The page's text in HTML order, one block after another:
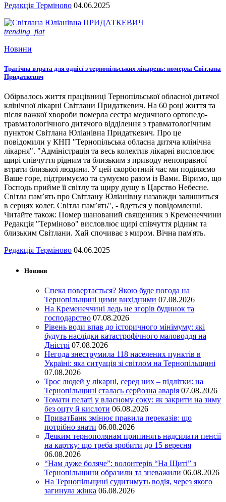
Редакція Терміново 04.06.2025
trending_flat
Новини
Трагічна втрата для однієї з тернопільських лікарень: померла Світлана
Придаткевич
Обірвалось життя працівниці Тернопільської обласної дитячої
клінічної лікарні Світлани Придаткевич. На 60 році життя та
після важкої хвороби померла сестра медичного ортопедо-
травматологічного дитячого відділення з травматологічним
пунктом Світлана Юліанівна Придаткевич. Про це
повідомили у КНП "Тернопільська обласна дитяча клінічна
лікарня". "Адміністрація та весь колектив лікарні висловлює
щирі співчуття рідним та близьким з приводу непоправної
втрати близької людини. У цей скорботний час ми поділяємо
Ваше горе, підтримуємо та сумуємо разом із Вами. Віримо, що
Господь прийме її світлу та щиру душу в Царство Небесне.
Світла пам’ять про Світлану Юліанівну назавжди залишиться
в серцях колег. Світла пам’ять", - йдеться у повідомленні.
Читайте також: Помер шанований священник з Кременеччини
Редакція "Терміново" висловлює щирі співчуття рідним та
близьким Світлани. Хай спочиває з миром. Вічна пам'ять.
Редакція Терміново 04.06.2025
Новини
Спека повертається? Якою буде погода на
Тернопільщині цими вихідними 07.08.2026
На Кременеччині ледь не згорів будинок та
господарство 07.08.2026
Рівень води впав до історичного мінімуму: які
будуть наслідки катастрофічного маловоддя на
Дністрі 07.08.2026
Негода знеструмила 118 населених пунктів в
Україні: яка ситуація зі світлом на Тернопільщині
07.08.2026
Троє людей у лікарні, серед них – підлітки: на
Тернопільщині сталась серйозна аварія 07.08.2026
Томати пелаті у власному соку: як закрити на зиму
без оцту й кислоти 06.08.2026
ПриватБанк змінює правила переказів: що
потрібно знати 06.08.2026
Деяким тернополянам припинять надсилати пенсії
на картку: що треба зробити до 15 вересня
06.08.2026
“Нам дуже боляче”: волонтерів “На Щиті” з
Тернопільщини образили та зневажили 06.08.2026
На Тернопільщині судитимуть водія, через якого
загинула жінка 06.08.2026